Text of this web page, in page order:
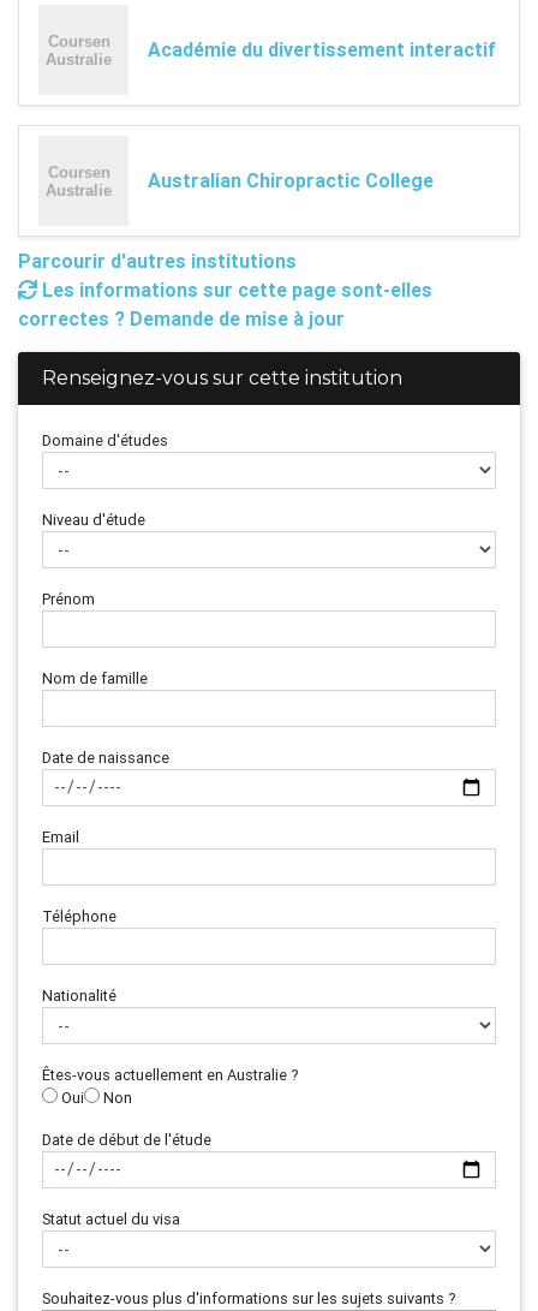
Académie du divertissement interactif
Australian Chiropractic College
Parcourir d'autres institutions
Les informations sur cette page sont-elles
correctes ? Demande de mise à jour
Renseignez-vous sur cette institution
Domaine d'études
Niveau d'étude
Prénom
Nom de famille
Date de naissance
Email
Téléphone
Nationalité
Êtes-vous actuellement en Australie ?
Oui
Non
Date de début de l'étude
Statut actuel du visa
Souhaitez-vous plus d'informations sur les sujets suivants ?